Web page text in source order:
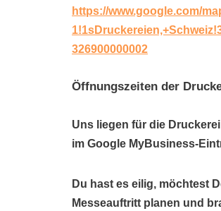
https://www.google.com/
326900000002
Öffnungszeiten der
Uns liegen für die
im Google MyBusiness-
Du hast es eilig, möchtest
Messeauftritt planen und